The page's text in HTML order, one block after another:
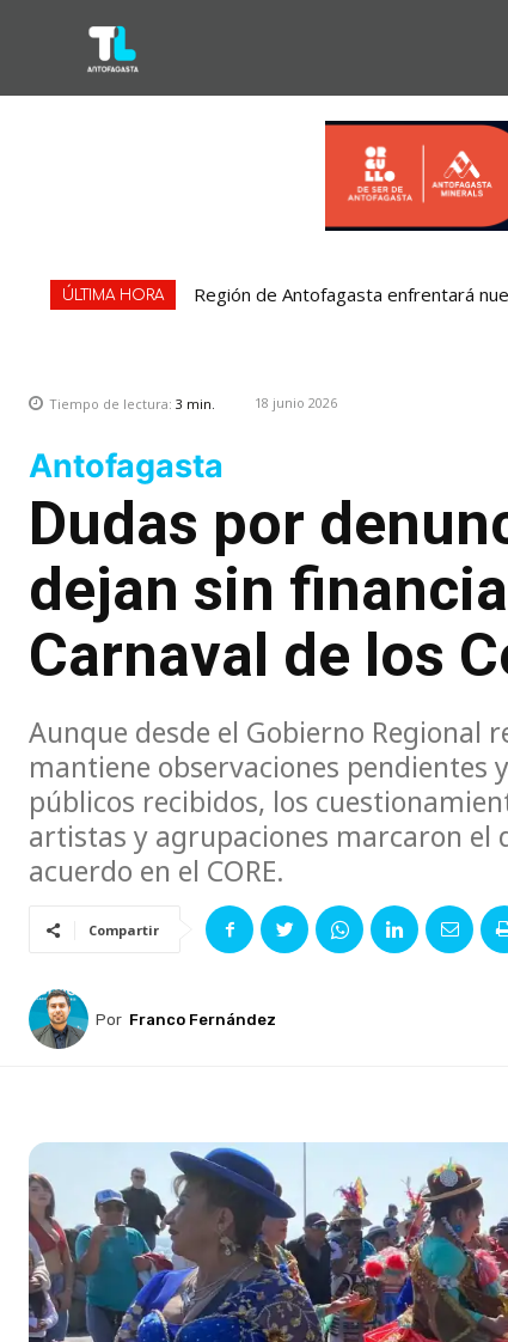
ÚLTIMA HORA Región de Antofagasta enfrentará
Tiempo de lectura: 3 min. 18 junio 2026
Antofagasta
Dudas por
dejan sin
Carnaval de los
Aunque desde el Gobierno Regional
mantiene observaciones
públicos recibidos, los
artistas y agrupaciones marcaron
acuerdo en el CORE.
Compartir
Por Franco Fernández